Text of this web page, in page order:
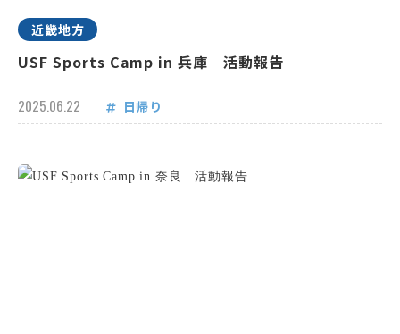
近畿地方
USF Sports Camp in 兵庫 活動報告
2025.06.22 日帰り